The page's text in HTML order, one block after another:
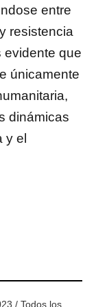
entre
resistencia
evidente que
únicamente
dinámicas
y el
/ Todos los